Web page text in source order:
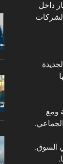
داخل
الشركات
الجديدة
ومع
تنافسية في السوق.